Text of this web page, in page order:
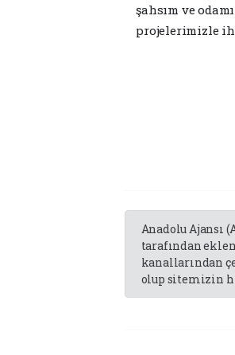
şahsım ve
projelerimizle
Anadolu Ajansı
tarafından
kanallarından
olup sitemizin